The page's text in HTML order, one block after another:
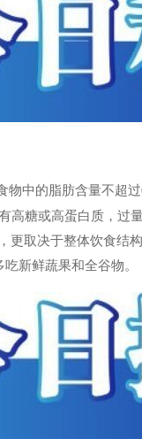
物中的脂肪含量不超
高糖或高蛋白质，
更取决于整体饮食
新鲜蔬果和全谷物。